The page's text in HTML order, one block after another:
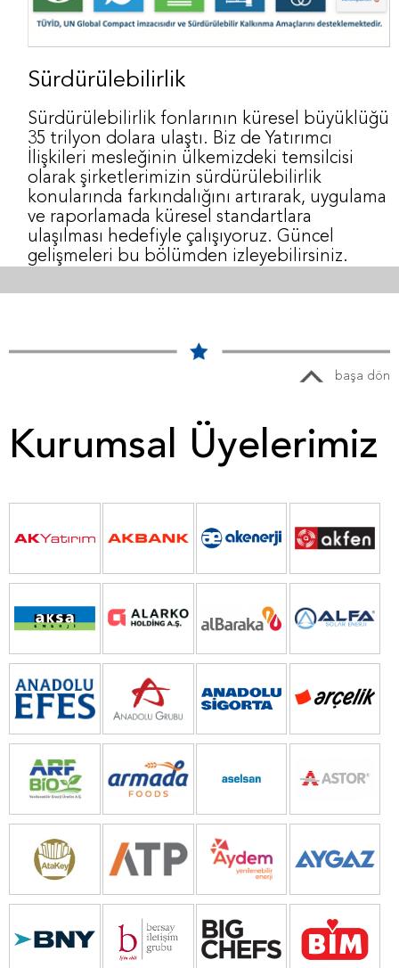
Sürdürülebilirlik
Sürdürülebilirlik fonlarının küresel büyüklüğü
35 trilyon dolara ulaştı. Biz de Yatırımcı
İlişkileri mesleğinin ülkemizdeki temsilcisi
olarak şirketlerimizin sürdürülebilirlik
konularında farkındalığını artırarak, uygulama
ve raporlamada küresel standartlara
ulaşılması hedefiyle çalışıyoruz. Güncel
gelişmeleri bu bölümden izleyebilirsiniz.
başa dön
Kurumsal Üyelerimiz